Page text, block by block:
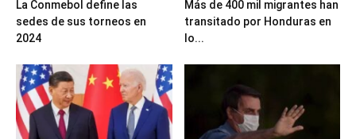
La Conmebol define las
sedes de sus torneos en
2024
Más de 400 mil migrantes han
transitado por Honduras en
lo...